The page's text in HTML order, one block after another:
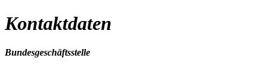
Kontaktdaten
Bundesgeschäftsstelle